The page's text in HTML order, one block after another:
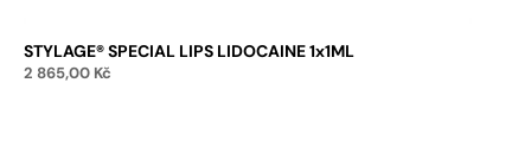
STYLAGE® SPECIAL LIPS LIDOCAINE 1x1ML
2 865,00 Kč